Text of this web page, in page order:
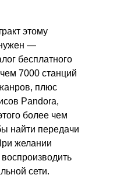
этому
—
бесплатного
7000 станций
плюс
Pandora,
более чем
найти передачи
желании
сети.